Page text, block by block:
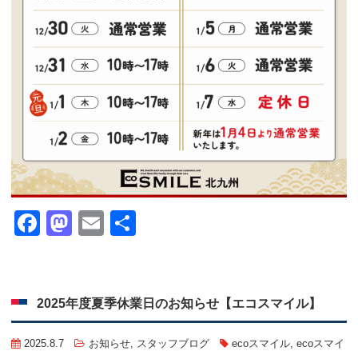
Facebook
Mastodon
Email
2025年度夏季休業日のお知らせ【エコスマイル】
2025.8.7 お知らせ スタッフブログ ecoスマイル ecoスマイ